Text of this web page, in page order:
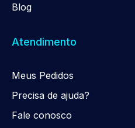
Blog
Atendimento
Meus Pedidos
Precisa de ajuda?
Fale conosco